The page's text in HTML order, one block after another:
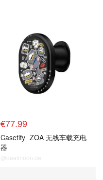
€77.99
Casetify ZOA 无线车载充电
器
@dealmoon.de